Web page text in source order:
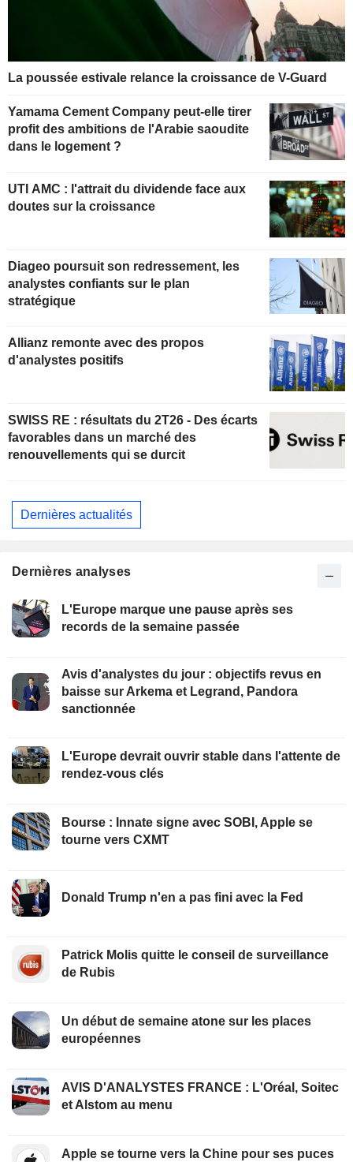
La poussée estivale relance la croissance de V-Guard
Yamama Cement Company peut-elle tirer
profit des ambitions de l'Arabie saoudite
dans le logement ?
UTI AMC : l'attrait du dividende face aux
doutes sur la croissance
Diageo poursuit son redressement, les
analystes confiants sur le plan
stratégique
Allianz remonte avec des propos
d'analystes positifs
SWISS RE : résultats du 2T26 - Des écarts
favorables dans un marché des
renouvellements qui se durcit
Dernières actualités
Dernières analyses
L'Europe marque une pause après ses
records de la semaine passée
Avis d'analystes du jour : objectifs revus en
baisse sur Arkema et Legrand, Pandora
sanctionnée
L'Europe devrait ouvrir stable dans l'attente de
rendez-vous clés
Bourse : Innate signe avec SOBI, Apple se
tourne vers CXMT
Donald Trump n'en a pas fini avec la Fed
Patrick Molis quitte le conseil de surveillance
de Rubis
Un début de semaine atone sur les places
européennes
AVIS D'ANALYSTES FRANCE : L'Oréal, Soitec
et Alstom au menu
Apple se tourne vers la Chine pour ses puces